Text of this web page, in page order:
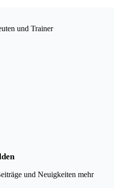
und Trainer
und Neuigkeiten mehr